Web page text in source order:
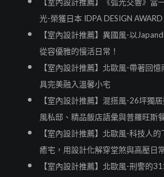
【室內設計推薦】《弧光交響》當
光-榮獲日本 IDPA DESIGN
【室內設計推薦】異國風-以
從容優雅的慢活日常！
【室內設計推薦】北歐風-帶著回
具完美融入溫馨小宅
【室內設計推薦】混搭風-26坪獨
風私邸、精品飯店語彙與普羅旺斯
【室內設計推薦】北歐風-科技人
癒宅，用設計化解穿堂煞與高壓日
【室內設計推薦】北歐風-刑警的